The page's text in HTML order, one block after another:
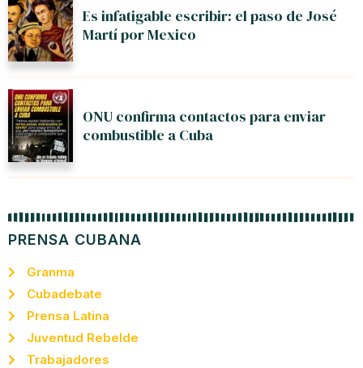
Es infatigable escribir: el paso de José
Martí por Mexico
ONU confirma contactos para enviar
combustible a Cuba
PRENSA CUBANA
Granma
Cubadebate
Prensa Latina
Juventud Rebelde
Trabajadores